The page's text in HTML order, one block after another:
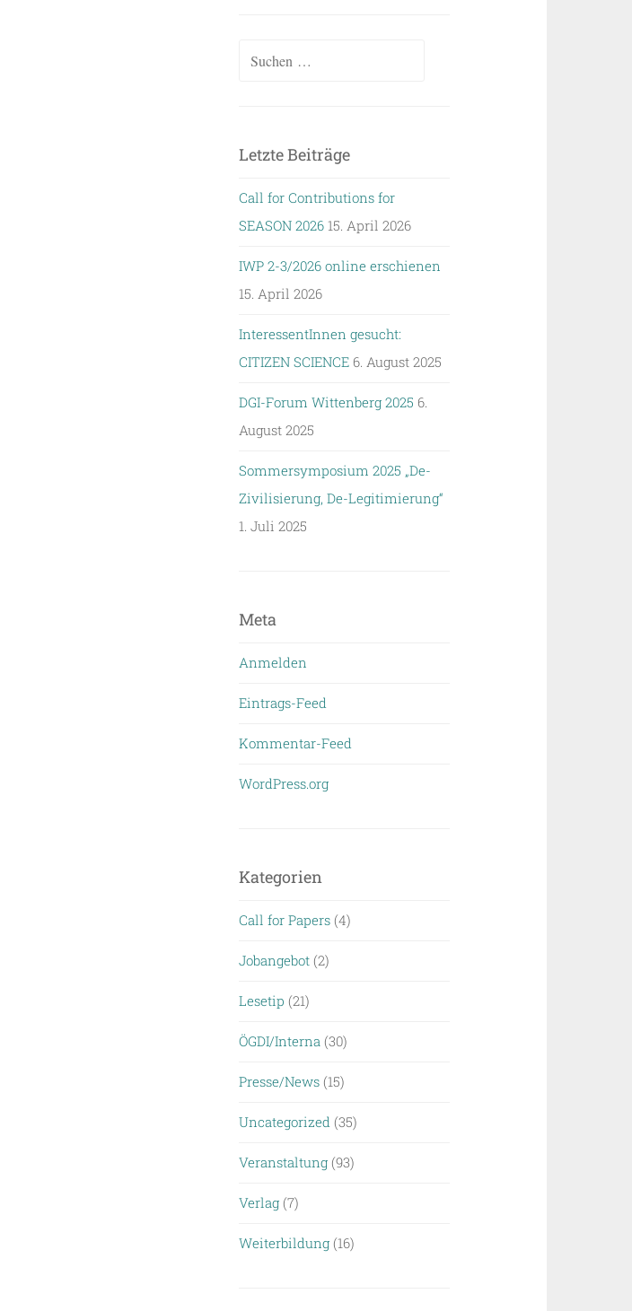
Suchen
Letzte Beiträge
Call for Contributions for
SEASON 2026 15. April 2026
IWP 2-3/2026 online erschienen
15. April 2026
InteressentInnen gesucht:
CITIZEN SCIENCE 6. August 2025
DGI-Forum Wittenberg 2025 6.
August 2025
Sommersymposium 2025 „De-
Zivilisierung, De-Legitimierung“
1. Juli 2025
Meta
Anmelden
Eintrags-Feed
Kommentar-Feed
WordPress.org
Kategorien
Call for Papers (4)
Jobangebot (2)
Lesetip (21)
ÖGDI/Interna (30)
Presse/News (15)
Uncategorized (35)
Veranstaltung (93)
Verlag (7)
Weiterbildung (16)